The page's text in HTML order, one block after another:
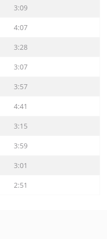
3:09
4:07
3:28
3:07
3:57
4:41
3:15
3:59
3:01
2:51